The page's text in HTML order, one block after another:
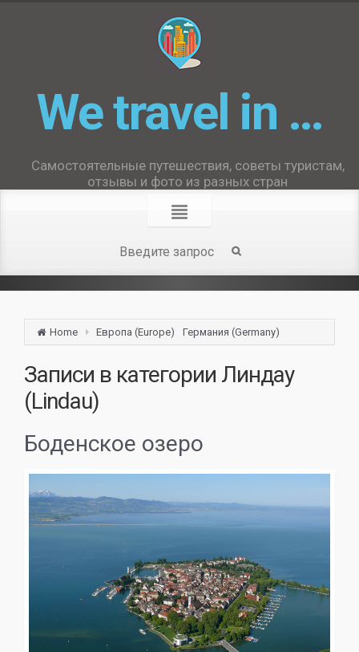
We travel in …
Самостоятельные путешествия, советы туристам,
отзывы и фото из разных стран
Home Европа (Europe) Германия (Germany)
Записи в категории Линдау
(Lindau)
Боденское озеро